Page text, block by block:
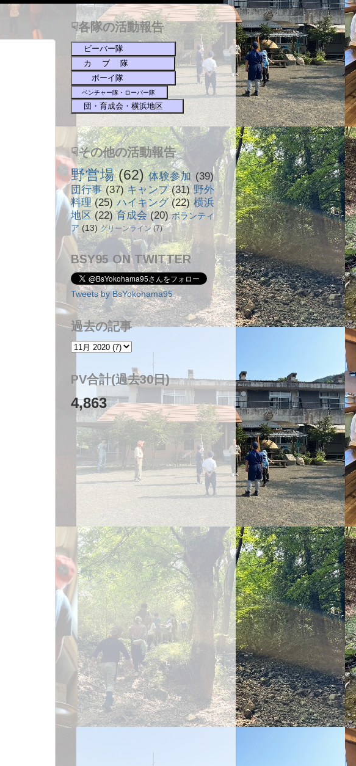
☟各隊の活動報告
ビーバー隊
カ ブ 隊
ボーイ隊
ベンチャー隊・ローバー隊
団・育成会・横浜地区
☟その他の活動報告
野営場 (62) 体験参加 (39)
団行事 (37) キャンプ (31) 野外
料理 (25) ハイキング (22) 横浜
地区 (22) 育成会 (20) ボランティ
ア (13) グリーンライン (7)
BSY95 ON TWITTER
Tweets by BsYokohama95
過去の記事
PV合計(過去30日)
4,863